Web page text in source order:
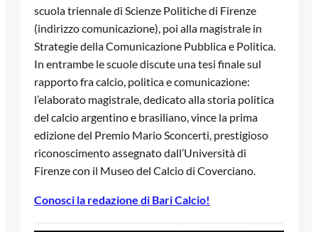
scuola triennale di Scienze Politiche di Firenze
(indirizzo comunicazione), poi alla magistrale in
Strategie della Comunicazione Pubblica e Politica.
In entrambe le scuole discute una tesi finale sul
rapporto fra calcio, politica e comunicazione:
l’elaborato magistrale, dedicato alla storia politica
del calcio argentino e brasiliano, vince la prima
edizione del Premio Mario Sconcerti, prestigioso
riconoscimento assegnato dall’Università di
Firenze con il Museo del Calcio di Coverciano.
Conosci la redazione di Bari Calcio!